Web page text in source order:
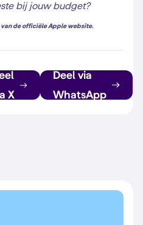
bij jouw budget?
de officiële Apple website.
X
Deel via
WhatsApp